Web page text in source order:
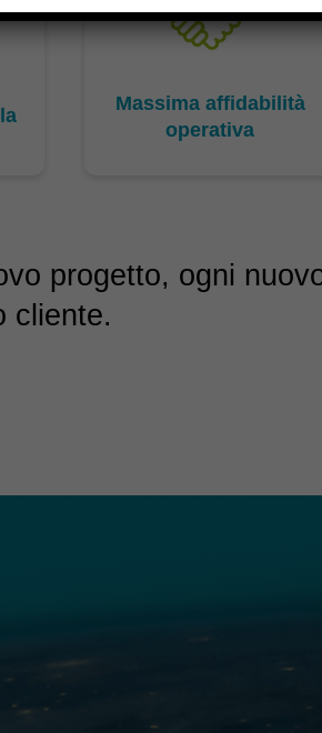
Massima affidabilità
operativa
progetto, ogni
cliente.